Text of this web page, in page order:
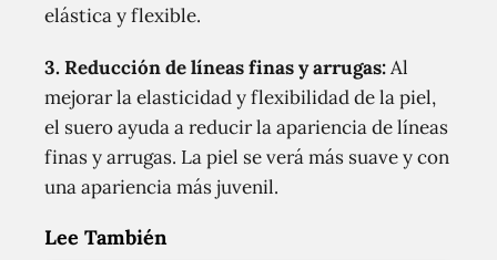
elástica y flexible.
3. Reducción de líneas finas y arrugas:Al
mejorar la elasticidad y flexibilidad de la piel,
el suero ayuda a reducir la apariencia de líneas
finas y arrugas. La piel se verá más suave y con
una apariencia más juvenil.
Lee También